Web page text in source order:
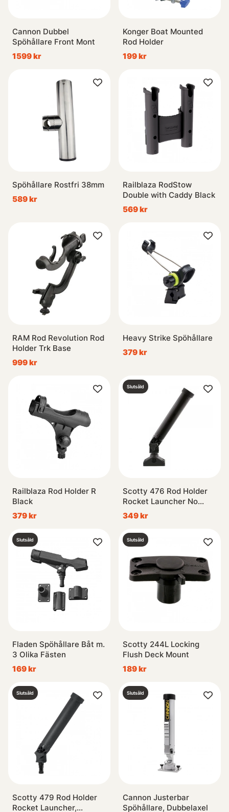
Cannon Dubbel
Spöhållare Front Mont
1599 kr
Konger Boat Mounted
Rod Holder
199 kr
Spöhållare Rostfri 38mm
589 kr
Railblaza RodStow
Double with Caddy Black
569 kr
RAM Rod Revolution Rod
Holder Trk Base
999 kr
Heavy Strike Spöhållare
379 kr
Railblaza Rod Holder R
Black
379 kr
Slutsåld
Scotty 476 Rod Holder
Rocket Launcher No
Jacket W241 Mount
349 kr
Slutsåld
Fladen Spöhållare Båt m.
3 Olika Fästen
169 kr
Slutsåld
Scotty 244L Locking
Flush Deck Mount
189 kr
Slutsåld
Scotty 479 Rod Holder
Rocket Launcher,
Slutsåld
Cannon Justerbar
Spöhållare, Dubbelaxel